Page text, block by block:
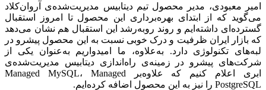
امیر معبودی، مدیر محصول تیم دیتابیس مدیریت‌شده‌ی آروان‌کلاد
می‌گوید که از ابتدای بهره‌برداری این محصول تا امروز استقبال
گسترده‌ای داشته‌ایم و روند روبه‌رشد این استقبال هم نشان می‌دهد
که بازار ایران ظرفیت و درک خوبی نسبت به این محصول پیشرو در
لبه‌های تکنولوژی دارد. به‌علاوه، ما امیدواریم به‌عنوان یکی از
شرکت‌های پیشرو در زمینه‌ی راه‌اندازی دیتابیس مدیریت‌شده‌ی
ابری اعلام کنیم که علاوه‌بر Managed MySQL، Managed
PostgreSQL را نیز به این محصول اضافه کرده‌ایم.